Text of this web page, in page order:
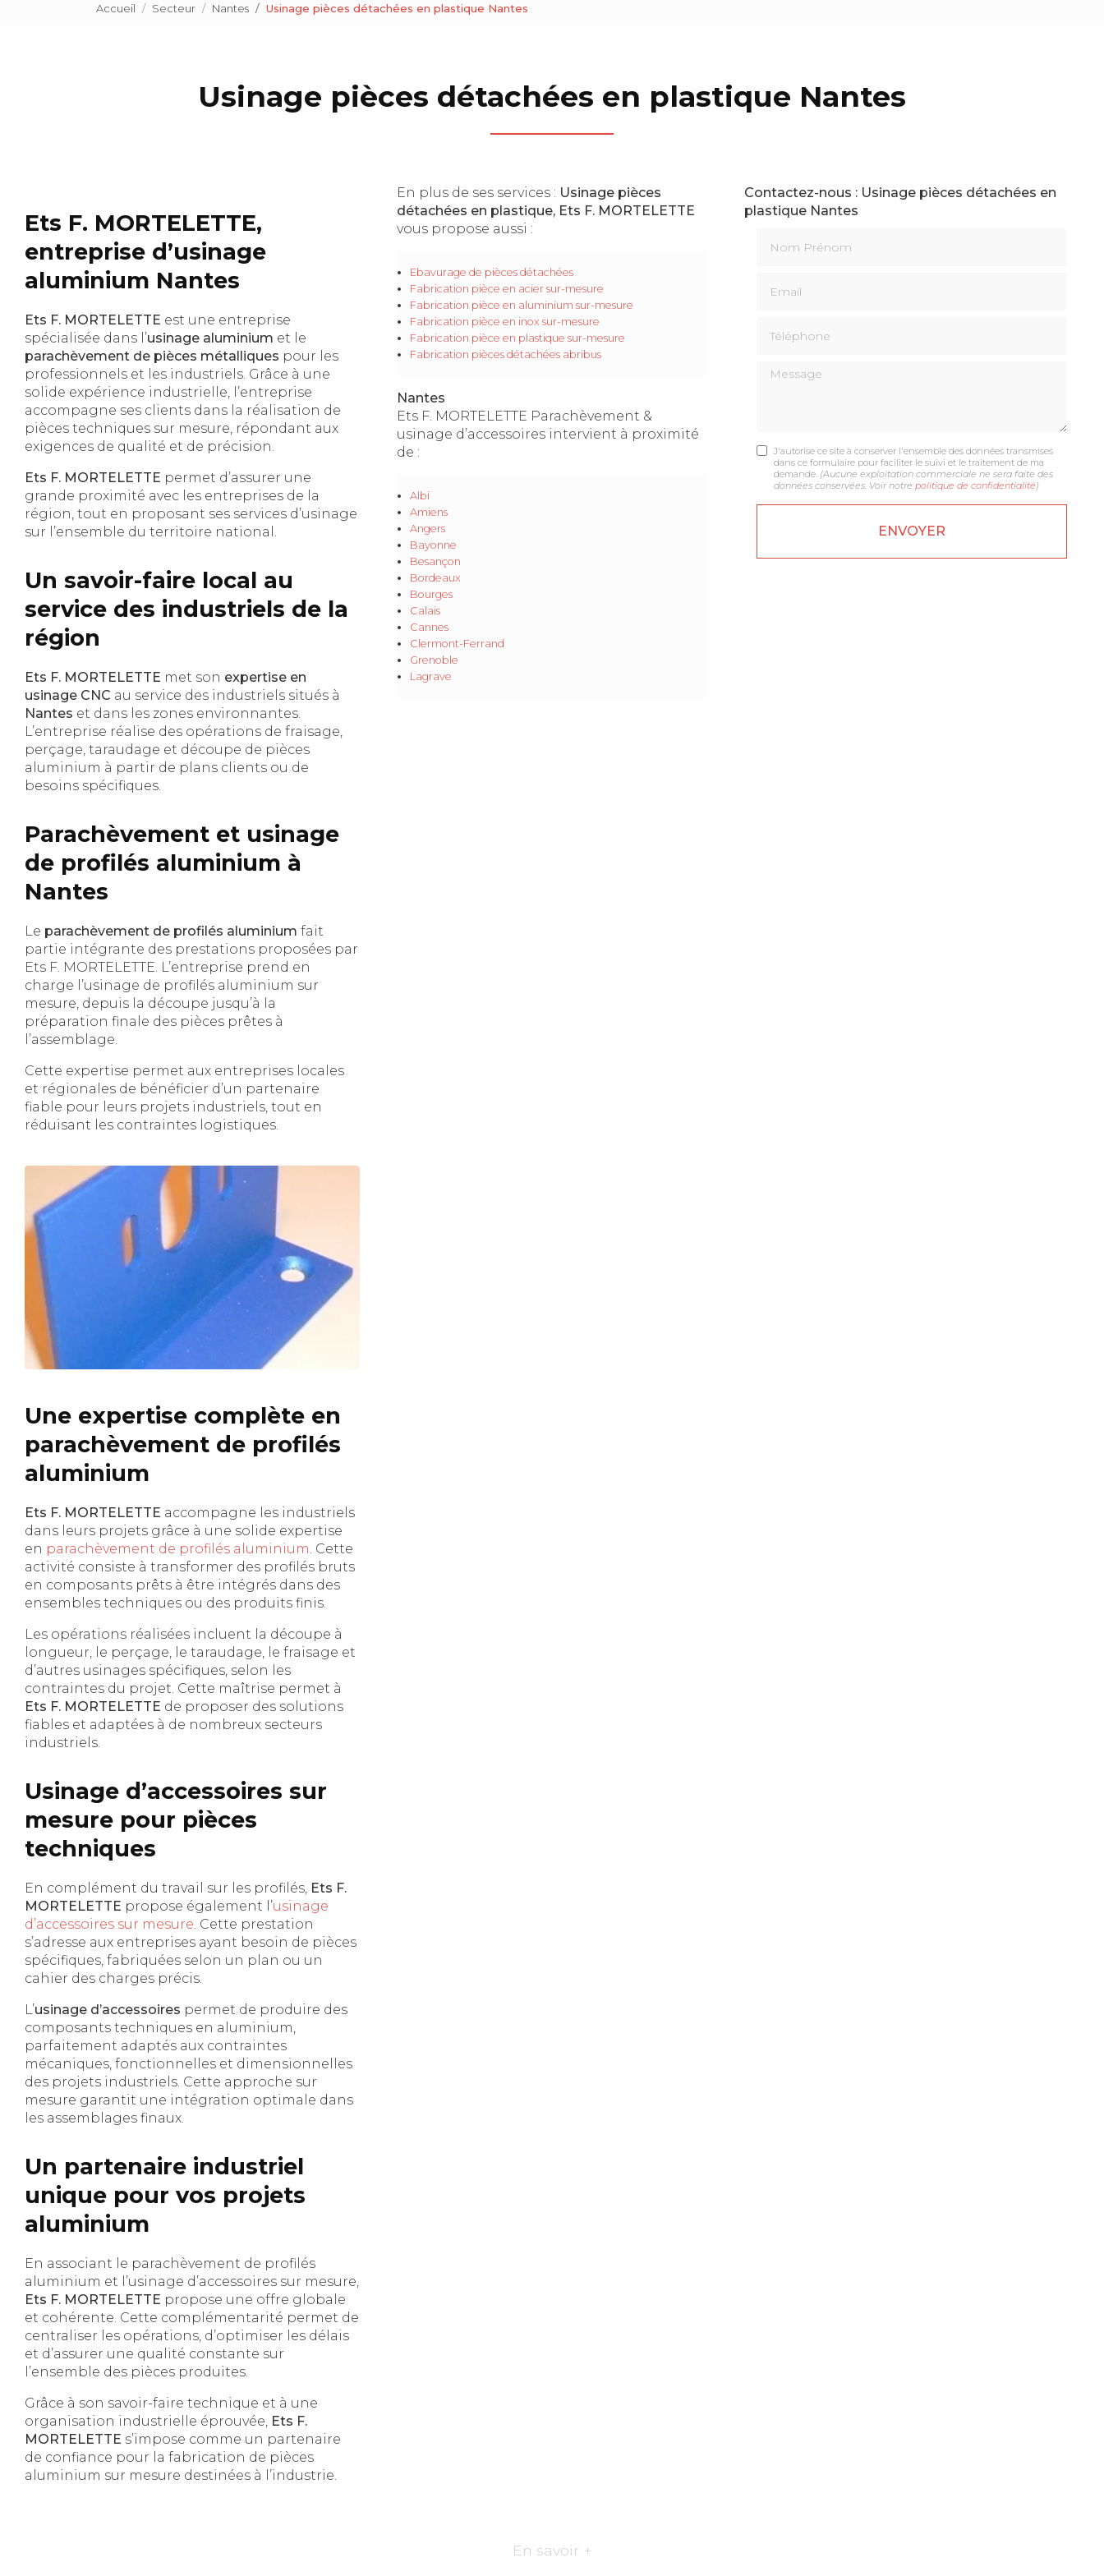
Accueil Secteur Nantes Usinage pièces détachées en plastique Nantes
Usinage pièces détachées en plastique Nantes
Ets F. MORTELETTE,
entreprise d’usinage
aluminium Nantes
Ets F. MORTELETTE est une entreprise
spécialisée dans l’usinage aluminium et le
parachèvement de pièces métalliques pour les
professionnels et les industriels. Grâce à une
solide expérience industrielle, l’entreprise
accompagne ses clients dans la réalisation de
pièces techniques sur mesure, répondant aux
exigences de qualité et de précision.
Ets F. MORTELETTE permet d’assurer une
grande proximité avec les entreprises de la
région, tout en proposant ses services d’usinage
sur l’ensemble du territoire national.
Un savoir-faire local au
service des industriels de la
région
Ets F. MORTELETTE met son expertise en
usinage CNC au service des industriels situés à
Nantes et dans les zones environnantes.
L’entreprise réalise des opérations de fraisage,
perçage, taraudage et découpe de pièces
aluminium à partir de plans clients ou de
besoins spécifiques.
Parachèvement et usinage
de profilés aluminium à
Nantes
Le parachèvement de profilés aluminium fait
partie intégrante des prestations proposées par
Ets F. MORTELETTE. L’entreprise prend en
charge l’usinage de profilés aluminium sur
mesure, depuis la découpe jusqu’à la
préparation finale des pièces prêtes à
l’assemblage.
Cette expertise permet aux entreprises locales
et régionales de bénéficier d’un partenaire
fiable pour leurs projets industriels, tout en
réduisant les contraintes logistiques.
Une expertise complète en
parachèvement de profilés
aluminium
Ets F. MORTELETTE accompagne les industriels
dans leurs projets grâce à une solide expertise
en parachèvement de profilés aluminium . Cette
activité consiste à transformer des profilés bruts
en composants prêts à être intégrés dans des
ensembles techniques ou des produits finis.
Les opérations réalisées incluent la découpe à
longueur, le perçage, le taraudage, le fraisage et
d’autres usinages spécifiques, selon les
contraintes du projet. Cette maîtrise permet à
Ets F. MORTELETTE de proposer des solutions
fiables et adaptées à de nombreux secteurs
industriels.
Usinage d’accessoires sur
mesure pour pièces
techniques
En complément du travail sur les profilés, Ets F.
MORTELETTE propose également l’usinage
d’accessoires sur mesure . Cette prestation
s’adresse aux entreprises ayant besoin de pièces
spécifiques, fabriquées selon un plan ou un
cahier des charges précis.
L’usinage d’accessoires permet de produire des
composants techniques en aluminium,
parfaitement adaptés aux contraintes
mécaniques, fonctionnelles et dimensionnelles
des projets industriels. Cette approche sur
mesure garantit une intégration optimale dans
les assemblages finaux.
Un partenaire industriel
unique pour vos projets
aluminium
En associant le parachèvement de profilés
aluminium et l’usinage d’accessoires sur mesure,
Ets F. MORTELETTE propose une offre globale
et cohérente. Cette complémentarité permet de
centraliser les opérations, d’optimiser les délais
et d’assurer une qualité constante sur
l’ensemble des pièces produites.
Grâce à son savoir-faire technique et à une
organisation industrielle éprouvée, Ets F.
MORTELETTE s’impose comme un partenaire
de confiance pour la fabrication de pièces
aluminium sur mesure destinées à l’industrie.
En plus de ses services : Usinage pièces
détachées en plastique, Ets F. MORTELETTE
vous propose aussi :
Ebavurage de pièces détachées
Fabrication pièce en acier sur-mesure
Fabrication pièce en aluminium sur-mesure
Fabrication pièce en inox sur-mesure
Fabrication pièce en plastique sur-mesure
Fabrication pièces détachées abribus
Nantes
Ets F. MORTELETTE Parachèvement &
usinage d’accessoires intervient à proximité
de :
Albi
Amiens
Angers
Bayonne
Besançon
Bordeaux
Bourges
Calais
Cannes
Clermont-Ferrand
Grenoble
Lagrave
Contactez-nous : Usinage pièces détachées en
plastique Nantes
Message
J'autorise ce site à conserver l'ensemble des données transmises
dans ce formulaire pour faciliter le suivi et le traitement de ma
demande. (Aucune exploitation commerciale ne sera faite des
données conservées. Voir notre politique de confidentialité )
En savoir +